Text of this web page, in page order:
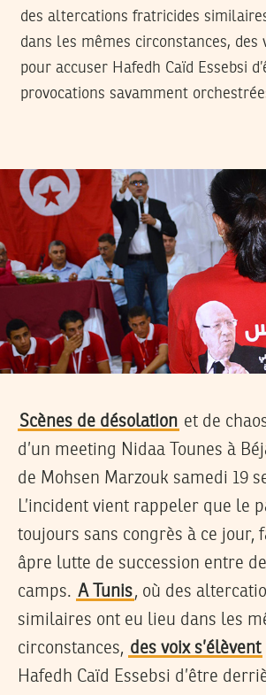
des altercations fratricides
dans les mêmes circonstances, des
pour accuser Hafedh Caïd Essebsi
provocations savamment
Scènes de désolation et de
d’un meeting Nidaa Tounes à
de Mohsen Marzouk samedi 19
L’incident vient rappeler que le
toujours sans congrès à ce jour,
âpre lutte de succession entre
camps. A Tunis, où des
similaires ont eu lieu dans les
circonstances, des voix s’élèvent
Hafedh Caïd Essebsi d’être